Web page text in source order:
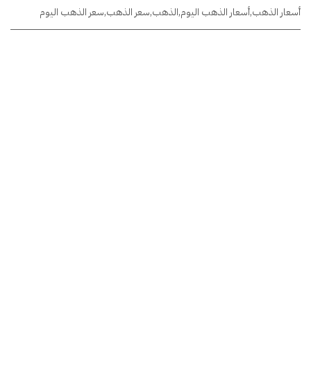
أسعار الذهب,أسعار الذهب اليوم,الذهب,سعر الذهب,سعر الذهب اليوم